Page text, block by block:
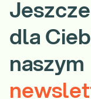
dla
naszym